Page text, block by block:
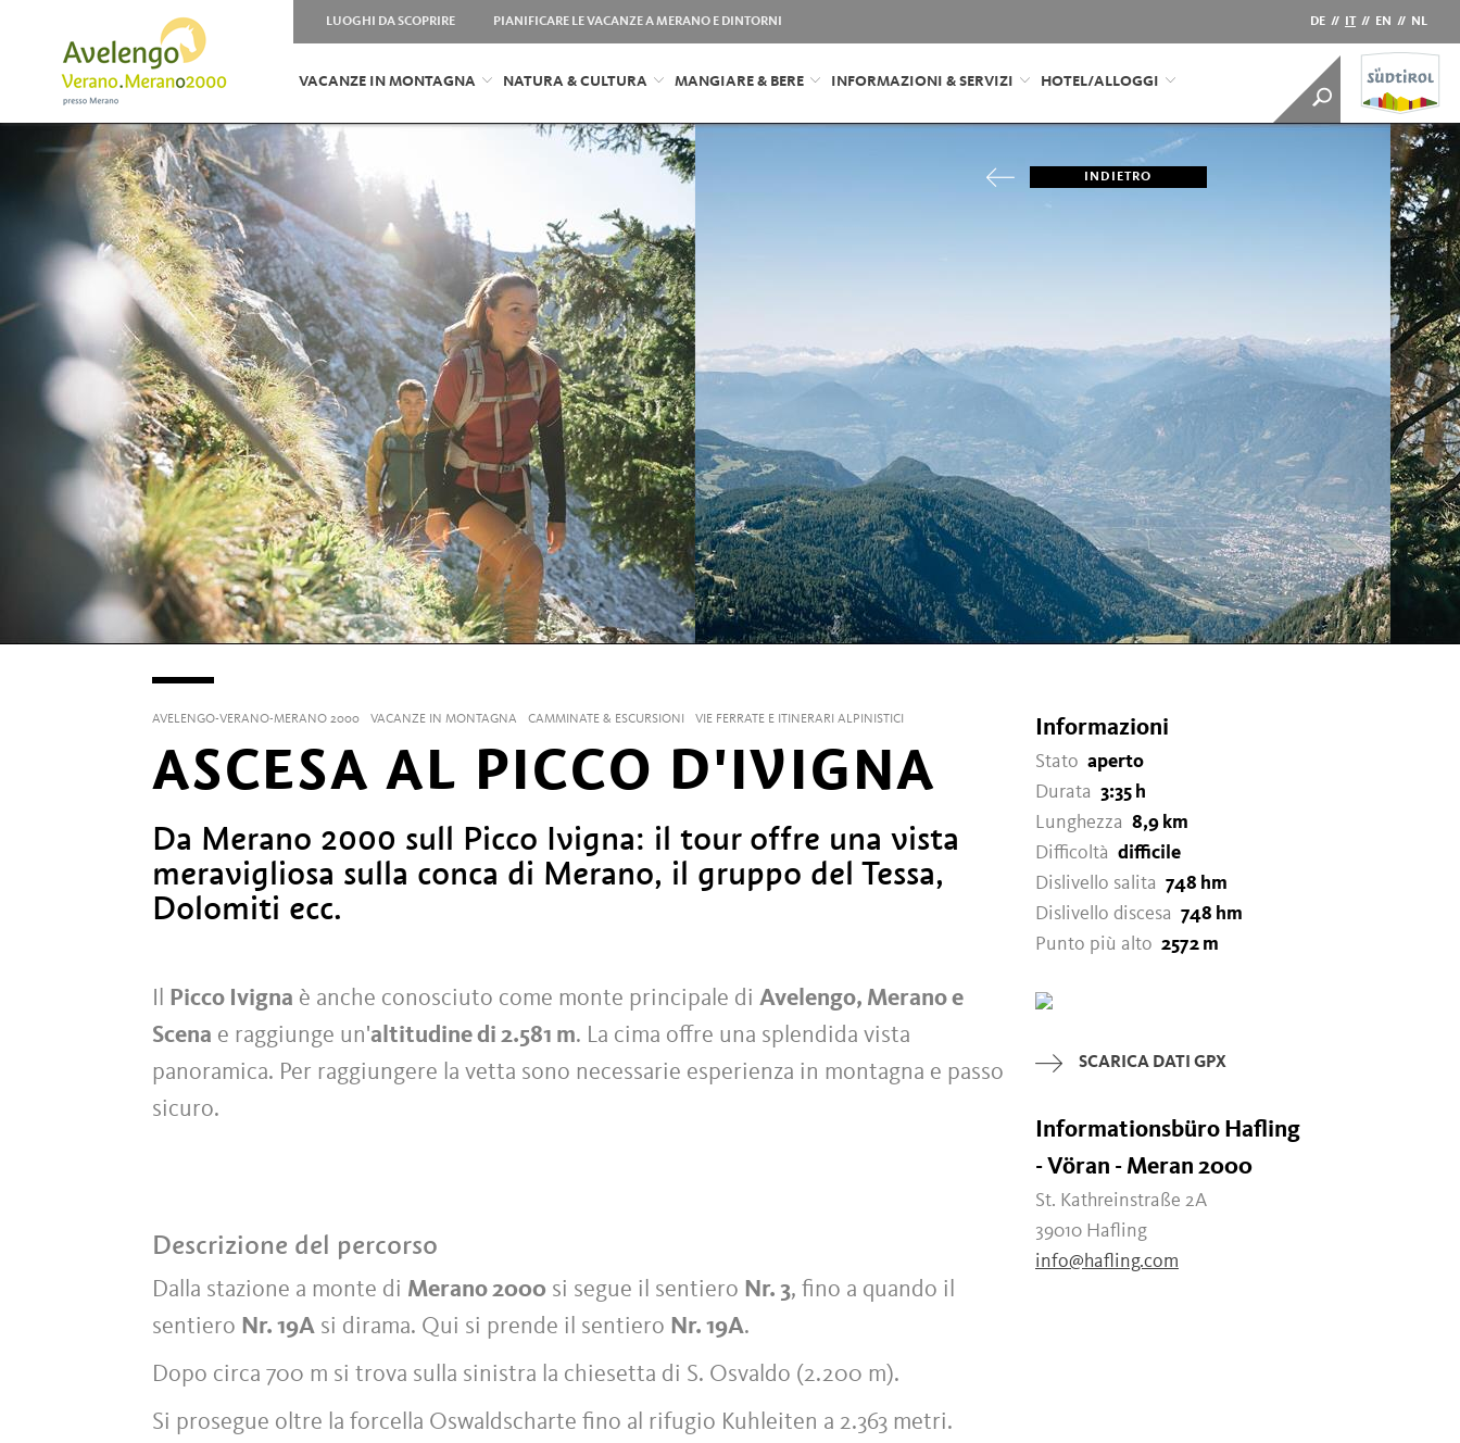
LUOGHI DA SCOPRIRE PIANIFICARE LE VACANZE A MERANO E DINTORNI DE // IT // EN // NL
VACANZE IN MONTAGNA NATURA & CULTURA MANGIARE & BERE INFORMAZIONI & SERVIZI HOTEL/ALLOGGI
INDIETRO
AVELENGO-VERANO-MERANO 2000 VACANZE IN MONTAGNA CAMMINATE & ESCURSIONI VIE FERRATE E ITINERARI ALPINISTICI
ASCESA AL PICCO D'IVIGNA
Da Merano 2000 sull Picco Ivigna: il tour offre una vista
meravigliosa sulla conca di Merano, il gruppo del Tessa,
Dolomiti ecc.
Picco Ivigna è anche conosciuto come monte principale di Avelengo, Merano e
Scena e raggiunge un'altitudine di 2.581 m. La cima offre una splendida vista
panoramica. Per raggiungere la vetta sono necessarie esperienza in montagna e passo
sicuro.
Descrizione del percorso
Dalla stazione a monte di Merano 2000 si segue il sentiero Nr. 3, fino a quando il
sentiero Nr. 19A si dirama. Qui si prende il sentiero Nr. 19A.
Dopo circa 700 m si trova sulla sinistra la chiesetta di S. Osvaldo (2.200 m).
Si prosegue oltre la forcella Oswaldscharte fino al rifugio Kuhleiten a 2.363 metri.
Informazioni
Stato aperto
Durata 3:35 h
Lunghezza 8,9 km
Difficoltà difficile
Dislivello salita 748 hm
Dislivello discesa 748 hm
Punto più alto 2572 m
SCARICA DATI GPX
Informationsbüro Hafling
- Vöran - Meran 2000
St. Kathreinstraße 2A
39010 Hafling
info@hafling.com